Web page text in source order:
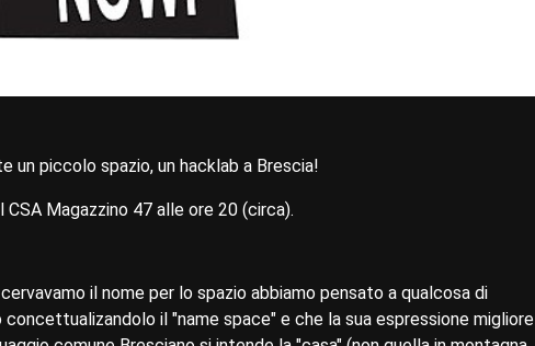
un piccolo spazio, un hacklab a Brescia!
Magazzino 47 alle ore 20 (circa).
il nome per lo spazio abbiamo pensato a qualcosa di
il "name space" e che la sua espressione migliore